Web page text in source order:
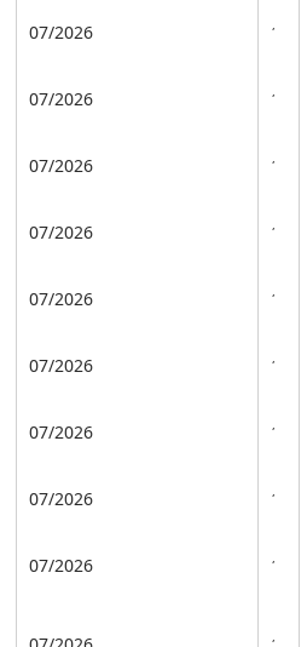
07/2026
07/2026
07/2026
07/2026
07/2026
07/2026
07/2026
07/2026
07/2026